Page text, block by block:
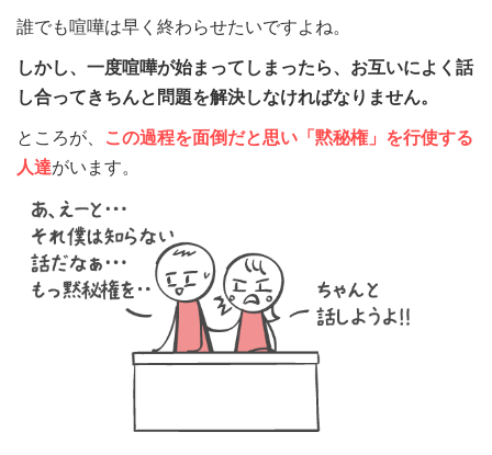
誰でも喧嘩は早く終わらせたいですよね。
しかし、一度喧嘩が始まってしまったら、お互いによく話
し合ってきちんと問題を解決しなければなりません。
ところが、 この過程を面倒だと思い「黙秘権」を行使する
人達がいます。